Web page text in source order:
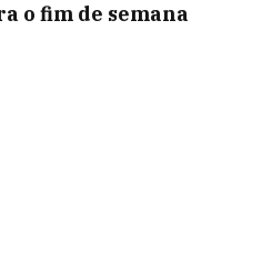
o fim de semana